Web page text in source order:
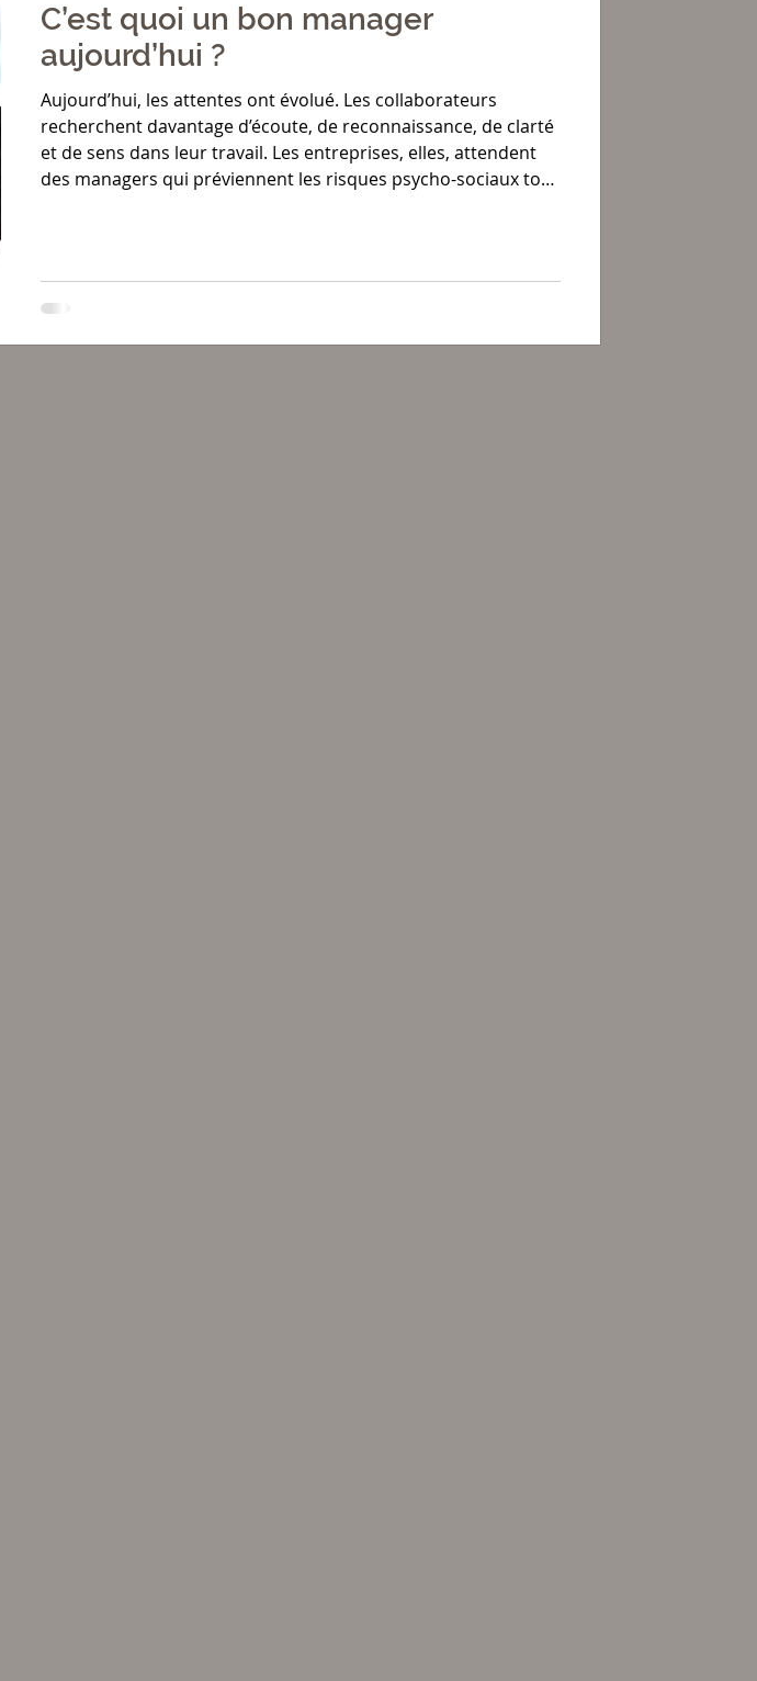
C’est quoi un bon manager
aujourd’hui ?
Aujourd’hui, les attentes ont évolué. Les collaborateurs
recherchent davantage d’écoute, de reconnaissance, de clarté
et de sens dans leur travail. Les entreprises, elles, attendent
des managers qui préviennent les risques psycho-sociaux tout